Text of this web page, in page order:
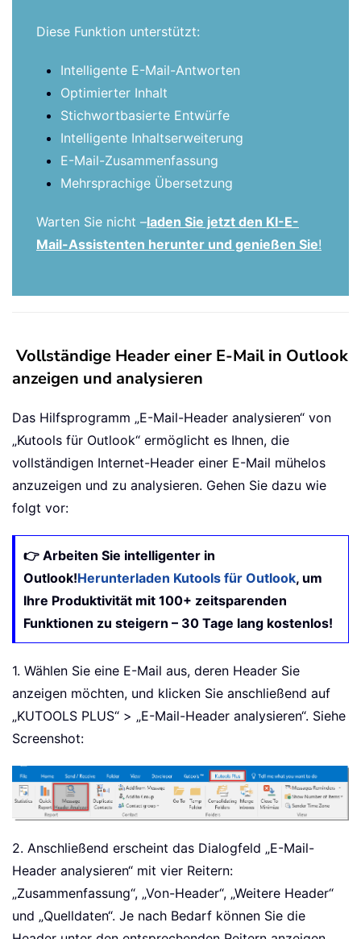
Diese Funktion unterstützt:
Intelligente E-Mail-Antworten
Optimierter Inhalt
Stichwortbasierte Entwürfe
Intelligente Inhaltserweiterung
E-Mail-Zusammenfassung
Mehrsprachige Übersetzung
Warten Sie nicht –laden Sie jetzt den KI-E-
Mail-Assistenten herunter und genießen Sie!
Vollständige Header einer E-Mail in Outlook
anzeigen und analysieren
Das Hilfsprogramm „E-Mail-Header analysieren“ von
„Kutools für Outlook“ ermöglicht es Ihnen, die
vollständigen Internet-Header einer E-Mail mühelos
anzuzeigen und zu analysieren. Gehen Sie dazu wie
folgt vor:
👉 Arbeiten Sie intelligenter in
Outlook!Herunterladen Kutools für Outlook, um
Ihre Produktivität mit 100+ zeitsparenden
Funktionen zu steigern – 30 Tage lang kostenlos!
1. Wählen Sie eine E-Mail aus, deren Header Sie
anzeigen möchten, und klicken Sie anschließend auf
„KUTOOLS PLUS“ > „E-Mail-Header analysieren“. Siehe
Screenshot:
2. Anschließend erscheint das Dialogfeld „E-Mail-
Header analysieren“ mit vier Reitern:
„Zusammenfassung“, „Von-Header“, „Weitere Header“
und „Quelldaten“. Je nach Bedarf können Sie die